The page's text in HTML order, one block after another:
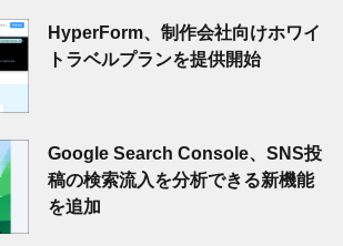
HyperForm、制作会社向けホワイ
トラベルプランを提供開始
Google Search Console、SNS投
稿の検索流入を分析できる新機能
を追加